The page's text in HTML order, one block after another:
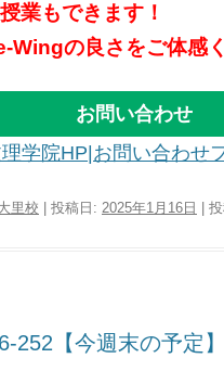
業もできます！
Wingの良さをご体感
お問い合わせ
理学院HP|お問い合わせ
里校 | 投稿日: 2025年1月16日
252【今週末の予定】